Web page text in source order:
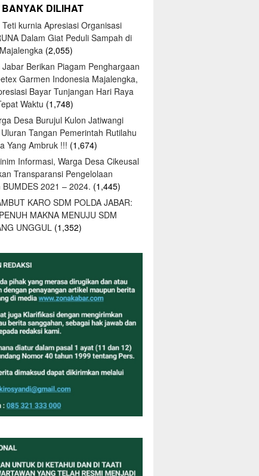
DILIHAT
Teti kurnia Apresiasi Organisasi
Dalam Giat Peduli Sampah di
(2,055)
Berikan Piagam Penghargaan
Garmen Indonesia Majalengka,
Bayar Tunjangan Hari Raya
Waktu (1,748)
Desa Burujul Kulon Jatiwangi
Tangan Pemerintah Rutilahu
Yang Ambruk !!! (1,674)
Informasi, Warga Desa Cikeusal
Transparansi Pengelolaan
2021 – 2024. (1,445)
KARO SDM POLDA JABAR:
MAKNA MENUJU SDM
UNGGUL (1,352)